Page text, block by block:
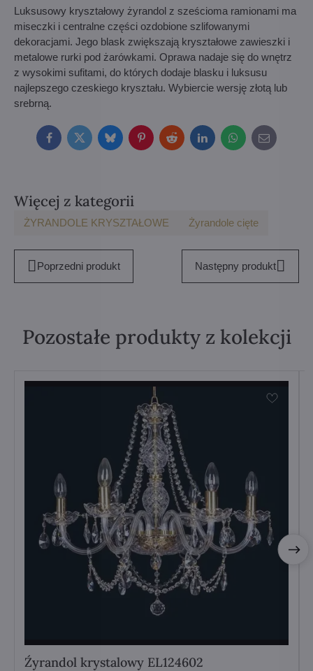
Luksusowy kryształowy żyrandol z sześcioma ramionami ma
miseczki i centralne części ozdobione szlifowanymi
dekoracjami. Jego blask zwiększają kryształowe zawieszki i
metalowe rurki pod żarówkami. Oprawa nadaje się do wnętrz
z wysokimi sufitami, do których dodaje blasku i luksusu
najlepszego czeskiego kryształu. Wybiercie wersję złotą lub
srebrną.
FacebookTwitterBlueskyPinterestRedditLinkedInWhatsApp
E-
mail
Więcej z kategorii
ŻYRANDOLE KRYSZTAŁOWE Żyrandole cięte
Poprzedni produkt Następny produkt
Pozostałe produkty z kolekcji
Źyrandol krystalowy EL124602